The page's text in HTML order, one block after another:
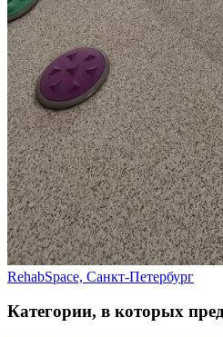
RehabSpace, Санкт-Петербург
Категории, в которых